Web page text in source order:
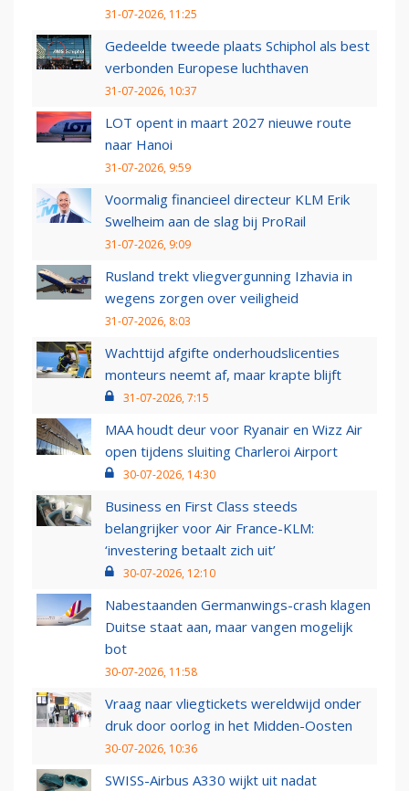
31-07-2026, 11:25
Gedeelde tweede plaats Schiphol als best
verbonden Europese luchthaven
31-07-2026, 10:37
LOT opent in maart 2027 nieuwe route
naar Hanoi
31-07-2026, 9:59
Voormalig financieel directeur KLM Erik
Swelheim aan de slag bij ProRail
31-07-2026, 9:09
Rusland trekt vliegvergunning Izhavia in
wegens zorgen over veiligheid
31-07-2026, 8:03
Wachttijd afgifte onderhoudslicenties
monteurs neemt af, maar krapte blijft
31-07-2026, 7:15
MAA houdt deur voor Ryanair en Wizz Air
open tijdens sluiting Charleroi Airport
30-07-2026, 14:30
Business en First Class steeds
belangrijker voor Air France-KLM:
‘investering betaalt zich uit’
30-07-2026, 12:10
Nabestaanden Germanwings-crash klagen
Duitse staat aan, maar vangen mogelijk
bot
30-07-2026, 11:58
Vraag naar vliegtickets wereldwijd onder
druk door oorlog in het Midden-Oosten
30-07-2026, 10:36
SWISS-Airbus A330 wijkt uit nadat